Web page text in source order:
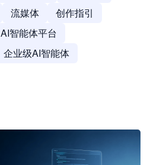
流媒体
创作指引
AI智能体平台
企业级AI智能体